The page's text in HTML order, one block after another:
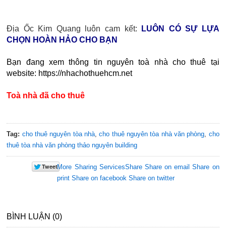
Địa Ốc Kim Quang luôn cam kết:
LUÔN CÓ SỰ LỰA
CHỌN HOÀN HẢO CHO BẠN
Bạn đang xem thông tin nguyên toà nhà cho thuê tại
website: https://nhachothuehcm.net
Toà nhà đã cho thuê
Tag: cho thuê nguyên tòa nhà,cho thuê nguyên tòa nhà văn phòng, cho
thuê tòa nhà văn phòng thảo nguyên building
More Sharing ServicesShare Share on email
Share on
print Share on facebook Share on twitter
BÌNH LUẬN (0)